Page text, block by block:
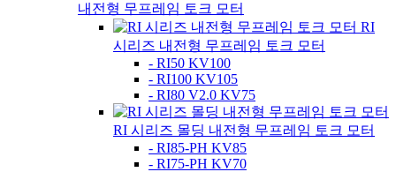
내전형 무프레임 토크 모터
RI
시리즈 내전형 무프레임 토크 모터
- RI50 KV100
- RI100 KV105
- RI80 V2.0 KV75
RI 시리즈 몰딩 내전형 무프레임 토크 모터
- RI85-PH KV85
- RI75-PH KV70